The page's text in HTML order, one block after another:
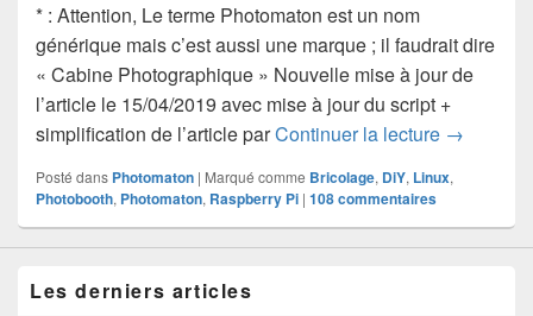
* : Attention, Le terme Photomaton est un nom
générique mais c’est aussi une marque ; il faudrait dire
« Cabine Photographique » Nouvelle mise à jour de
l’article le 15/04/2019 avec mise à jour du script +
simplification de l’article parContinuer la lecture →
Posté dans Photomaton | Marqué comme Bricolage, DiY, Linux,
Photobooth, Photomaton, Raspberry Pi | 108commentaires
Les derniers articles